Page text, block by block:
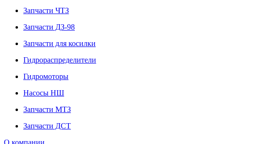
Запчасти ЧТЗ
Запчасти ДЗ-98
Запчасти для косилки
Гидрораспределители
Гидромоторы
Насосы НШ
Запчасти МТЗ
Запчасти ДСТ
О компании